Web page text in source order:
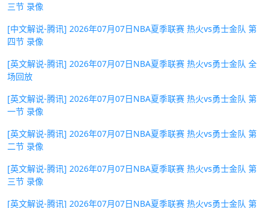
三节 录像
[中文解说-腾讯] 2026年07月07日NBA夏季联赛 热火vs勇士金队 第
四节 录像
[英文解说-腾讯] 2026年07月07日NBA夏季联赛 热火vs勇士金队 全
场回放
[英文解说-腾讯] 2026年07月07日NBA夏季联赛 热火vs勇士金队 第
一节 录像
[英文解说-腾讯] 2026年07月07日NBA夏季联赛 热火vs勇士金队 第
二节 录像
[英文解说-腾讯] 2026年07月07日NBA夏季联赛 热火vs勇士金队 第
三节 录像
[英文解说-腾讯] 2026年07月07日NBA夏季联赛 热火vs勇士金队 第